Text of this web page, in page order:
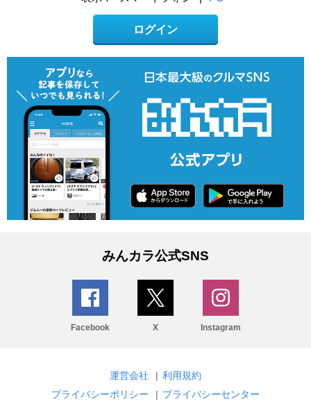
ログイン
みんカラ公式SNS
Facebook X Instagram
運営会社 | 利用規約
プライバシーポリシー
| プライバシーセンター